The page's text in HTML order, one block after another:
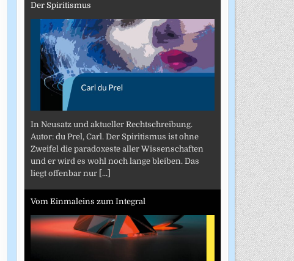
Der Spiritismus
In Neusatz und aktueller Rechtschreibung.
Autor: du Prel, Carl. Der Spiritismus ist ohne
Zweifel die paradoxeste aller Wissenschaften
und er wird es wohl noch lange bleiben. Das
liegt offenbar nur [...]
Vom Einmaleins zum Integral